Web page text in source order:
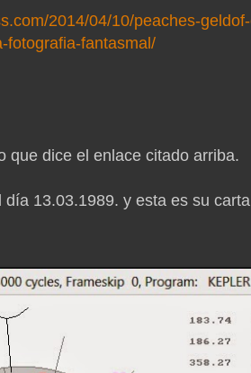
2014/04/10/peaches-
fotografia-fantasmal/
que dice el enlace citado arriba.
13.03.1989. y esta es su